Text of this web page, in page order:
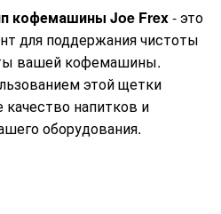
кофемашины Joe Frex- это
для поддержания чистоты
вашей кофемашины.
этой щетки
качество напитков и
оборудования.